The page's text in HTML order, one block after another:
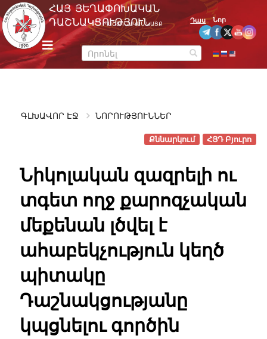
Skip
to
content
m
e
n
u
ՀԱՅ ՅԵՂԱՓՈԽԱԿԱՆ
ԴԱՇՆԱԿՑՈՒԹՅՈՒՆ
ՊԱՇՏՈՆԱԿԱՆ ԿԱՅՔ
Դաս Նոր
ԳԼԽԱՎՈՐ ԷՋ ՆՈՐՈՒԹՅՈՒՆՆԵՐ
ՀՅԴ Բյուրո
Քննարկում
Նիկոլական զազրելի ու
տգետ ողջ քարոզչական
մեքենան լծվել է
ահաբեկչություն կեղծ
պիտակը
Դաշնակցությանը
կպցնելու գործին